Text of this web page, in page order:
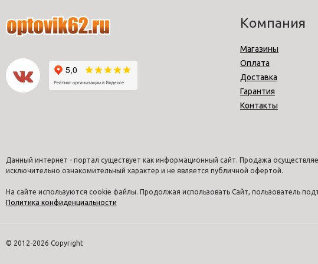
Компания
Магазины
Оплата
Доставка
Гарантия
Контакты
Данный интернет - портал существует как информационный сайт. Продажа
исключительно ознакомительный характер и не является публичной офертой.
На сайте используются cookie файлы. Продолжая использовать Сайт, пользователь
Политика конфиденциальности
© 2012-2026 Copyright